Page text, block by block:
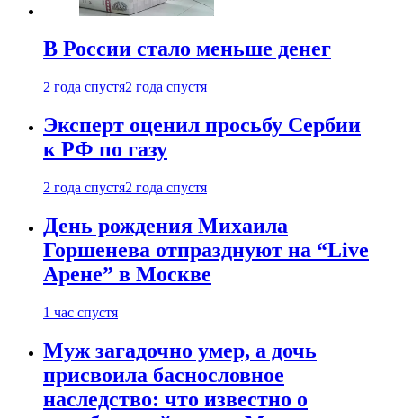
В России стало меньше денег
2 года спустя2 года спустя
Эксперт оценил просьбу Сербии
к РФ по газу
2 года спустя2 года спустя
День рождения Михаила
Горшенева отпразднуют на “Live
Арене” в Москве
1 час спустя
Муж загадочно умер, а дочь
присвоила баснословное
наследство: что известно о